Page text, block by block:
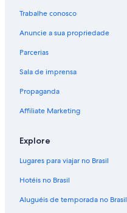
Trabalhe conosco
Anuncie a sua propriedade
Parcerias
Sala de imprensa
Propaganda
Affiliate Marketing
Explore
Lugares para viajar no Brasil
Hotéis no Brasil
Aluguéis de temporada no Brasil